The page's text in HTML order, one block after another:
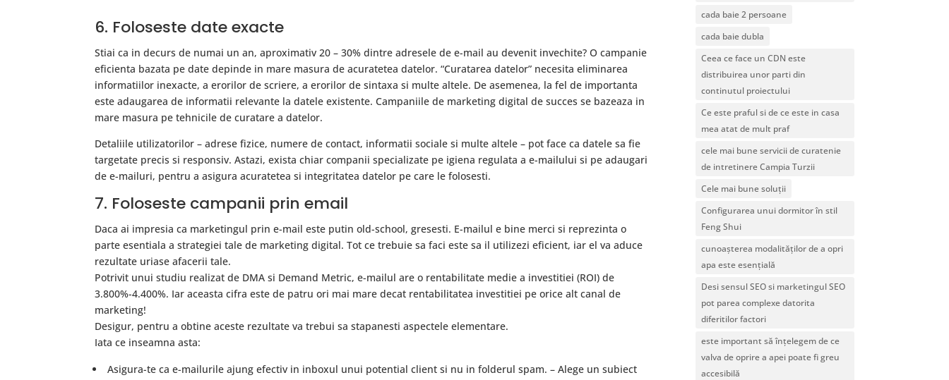
6. Foloseste date exacte
Stiai ca in decurs de numai un an, aproximativ 20 – 30% dintre adresele de e-mail au devenit invechite? O campanie
eficienta bazata pe date depinde in mare masura de acuratetea datelor. “Curatarea datelor” necesita eliminarea
informatiilor inexacte, a erorilor de scriere, a erorilor de sintaxa si multe altele. De asemenea, la fel de importanta
este adaugarea de informatii relevante la datele existente. Campaniile de marketing digital de succes se bazeaza in
mare masura pe tehnicile de curatare a datelor.
Detaliile utilizatorilor – adrese fizice, numere de contact, informatii sociale si multe altele – pot face ca datele sa fie
targetate precis si responsiv. Astazi, exista chiar companii specializate pe igiena regulata a e-mailului si pe adaugari
de e-mailuri, pentru a asigura acuratetea si integritatea datelor pe care le folosesti.
7. Foloseste campanii prin email
Daca ai impresia ca marketingul prin e-mail este putin old-school, gresesti. E-mailul e bine merci si reprezinta o
parte esentiala a strategiei tale de marketing digital. Tot ce trebuie sa faci este sa il utilizezi eficient, iar el va aduce
rezultate uriase afacerii tale.
Potrivit unui studiu realizat de DMA si Demand Metric, e-mailul are o rentabilitate medie a investitiei (ROI) de
3.800%-4.400%. Iar aceasta cifra este de patru ori mai mare decat rentabilitatea investitiei pe orice alt canal de
marketing!
Desigur, pentru a obtine aceste rezultate va trebui sa stapanesti aspectele elementare.
Iata ce inseamna asta:
Asigura-te ca e-mailurile ajung efectiv in inboxul unui potential client si nu in folderul spam. – Alege un subiect
cada baie 2 persoane
cada baie dubla
Ceea ce face un CDN este
distribuirea unor parti din
continutul proiectului
Ce este praful si de ce este in casa
mea atat de mult praf
cele mai bune servicii de curatenie
de intretinere Campia Turzii
Cele mai bune soluții
Configurarea unui dormitor în stil
Feng Shui
cunoașterea modalităților de a opri
apa este esențială
Desi sensul SEO si marketingul SEO
pot parea complexe datorita
diferitilor factori
este important să înțelegem de ce
valva de oprire a apei poate fi greu
accesibilă